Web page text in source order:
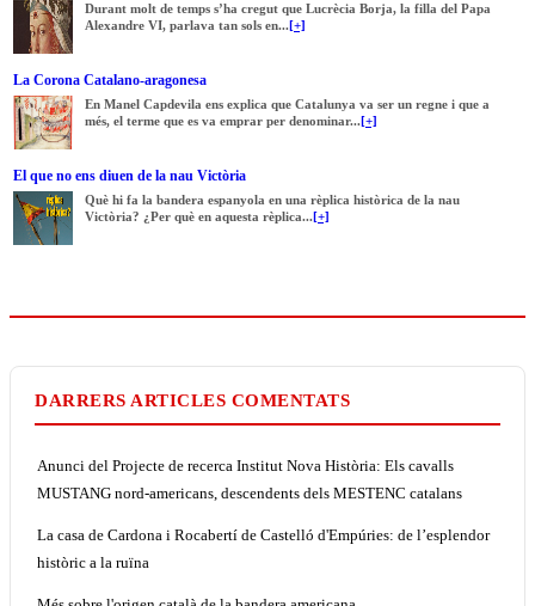
Durant molt de temps s’ha cregut que Lucrècia Borja, la filla del Papa
Alexandre VI, parlava tan sols en... [+]
La Corona Catalano-aragonesa
En Manel Capdevila ens explica que Catalunya va ser un regne i que a
més, el terme que es va emprar per denominar... [+]
El que no ens diuen de la nau Victòria
Què hi fa la bandera espanyola en una rèplica històrica de la nau
Victòria? ¿Per què en aquesta rèplica... [+]
DARRERS ARTICLES COMENTATS
Anunci del Projecte de recerca Institut Nova Història: Els cavalls
MUSTANG nord-americans, descendents dels MESTENC catalans
La casa de Cardona i Rocabertí de Castelló d'Empúries: de l’esplendor
històric a la ruïna